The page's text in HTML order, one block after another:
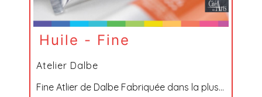
Huile - Fine
Atelier Dalbe
Fine Atlier de Dalbe Fabriquée dans la plus...